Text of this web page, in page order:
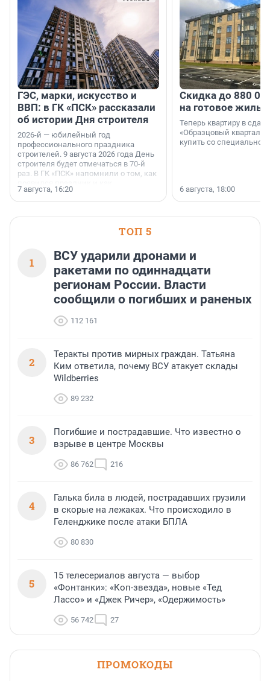
ГЭС, марки, искусство и
ВВП: в ГК «ПСК» рассказали
об истории Дня строителя
2026-й — юбилейный год
профессионального праздника
строителей. 9 августа 2026 года День
строителя будет отмечаться в 70-й
раз. В ГК «ПСК» напомнили о том, как
поменялась роль строительства.
7 августа, 16:20
Скидка до 880
на готовое
Теперь квартиру в
«Образцовый квартал
купить со специальной
6 августа, 18:00
ТОП 5
1
ВСУ ударили дронами и
ракетами по одиннадцати
регионам России. Власти
сообщили о погибших и раненых
112 161
2
Теракты против мирных граждан. Татьяна
Ким ответила, почему ВСУ атакует склады
Wildberries
89 232
3
Погибшие и пострадавшие. Что известно о
взрыве в центре Москвы
86 762 216
4
Галька била в людей, пострадавших грузили
в скорые на лежаках. Что происходило в
Геленджике после атаки БПЛА
80 830
5
15 телесериалов августа — выбор
«Фонтанки»: «Коп-звезда», новые «Тед
Лассо» и «Джек Ричер», «Одержимость»
56 742 27
ПРОМОКОДЫ